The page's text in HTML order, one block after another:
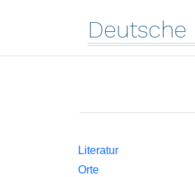
Deutsche
Literatur
Orte